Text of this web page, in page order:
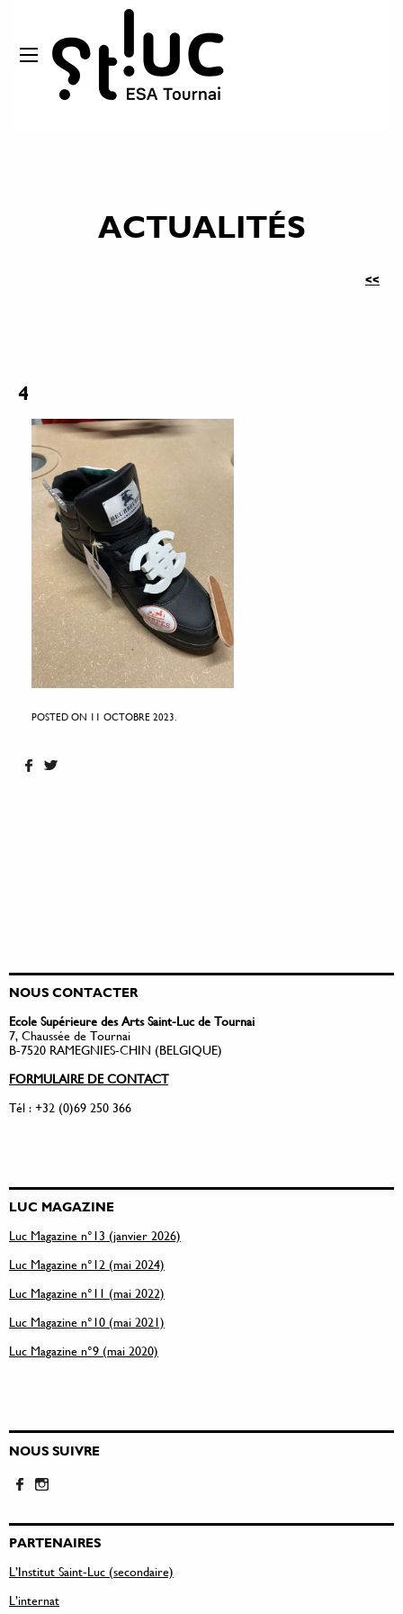
ACTUALITÉS
<<
4
POSTED ON 11 OCTOBRE 2023.
NOUS CONTACTER
Ecole Supérieure des Arts Saint-Luc de Tournai
7, Chaussée de Tournai
B-7520 RAMEGNIES-CHIN (BELGIQUE)
FORMULAIRE DE CONTACT
Tél : +32 (0)69 250 366
LUC MAGAZINE
Luc Magazine n°13 (janvier 2026)
Luc Magazine n°12 (mai 2024)
Luc Magazine n°11 (mai 2022)
Luc Magazine n°10 (mai 2021)
Luc Magazine n°9 (mai 2020)
NOUS SUIVRE
PARTENAIRES
L’Institut Saint-Luc (secondaire)
L’internat